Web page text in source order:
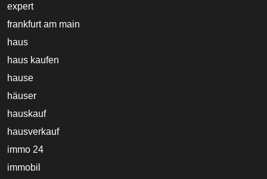
expert
frankfurt am main
haus
haus kaufen
hause
häuser
hauskauf
hausverkauf
immo 24
immobil